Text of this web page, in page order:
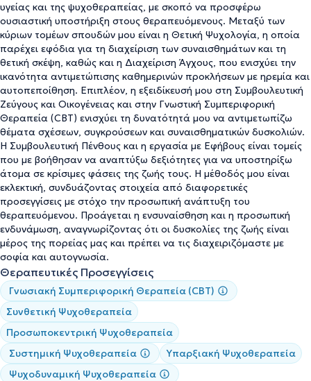
υγείας και της ψυχοθεραπείας, με σκοπό να προσφέρω
ουσιαστική υποστήριξη στους θεραπευόμενους. Μεταξύ των
κύριων τομέων σπουδών μου είναι η Θετική Ψυχολογία, η οποία
παρέχει εφόδια για τη διαχείριση των συναισθημάτων και τη
θετική σκέψη, καθώς και η Διαχείριση Άγχους, που ενισχύει την
ικανότητα αντιμετώπισης καθημερινών προκλήσεων με ηρεμία και
αυτοπεποίθηση. Επιπλέον, η εξειδίκευσή μου στη Συμβουλευτική
Ζεύγους και Οικογένειας και στην Γνωστική Συμπεριφορική
Θεραπεία (CBT) ενισχύει τη δυνατότητά μου να αντιμετωπίζω
θέματα σχέσεων, συγκρούσεων και συναισθηματικών δυσκολιών.
Η Συμβουλευτική Πένθους και η εργασία με Εφήβους είναι τομείς
που με βοήθησαν να αναπτύξω δεξιότητες για να υποστηρίξω
άτομα σε κρίσιμες φάσεις της ζωής τους. Η μέθοδός μου είναι
εκλεκτική, συνδυάζοντας στοιχεία από διαφορετικές
προσεγγίσεις με στόχο την προσωπική ανάπτυξη του
θεραπευόμενου. Προάγεται η ενσυναίσθηση και η προσωπική
ενδυνάμωση, αναγνωρίζοντας ότι οι δυσκολίες της ζωής είναι
μέρος της πορείας μας και πρέπει να τις διαχειριζόμαστε με
σοφία και αυτογνωσία.
Θεραπευτικές Προσεγγίσεις
Γνωσιακή Συμπεριφορική Θεραπεία (CBT)
Συνθετική Ψυχοθεραπεία
Προσωποκεντρική Ψυχοθεραπεία
Συστημική Ψυχοθεραπεία
Υπαρξιακή Ψυχοθεραπεία
Ψυχοδυναμική Ψυχοθεραπεία